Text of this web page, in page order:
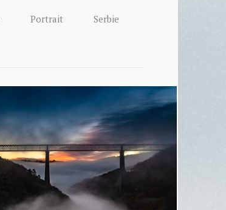
Portrait Serbie